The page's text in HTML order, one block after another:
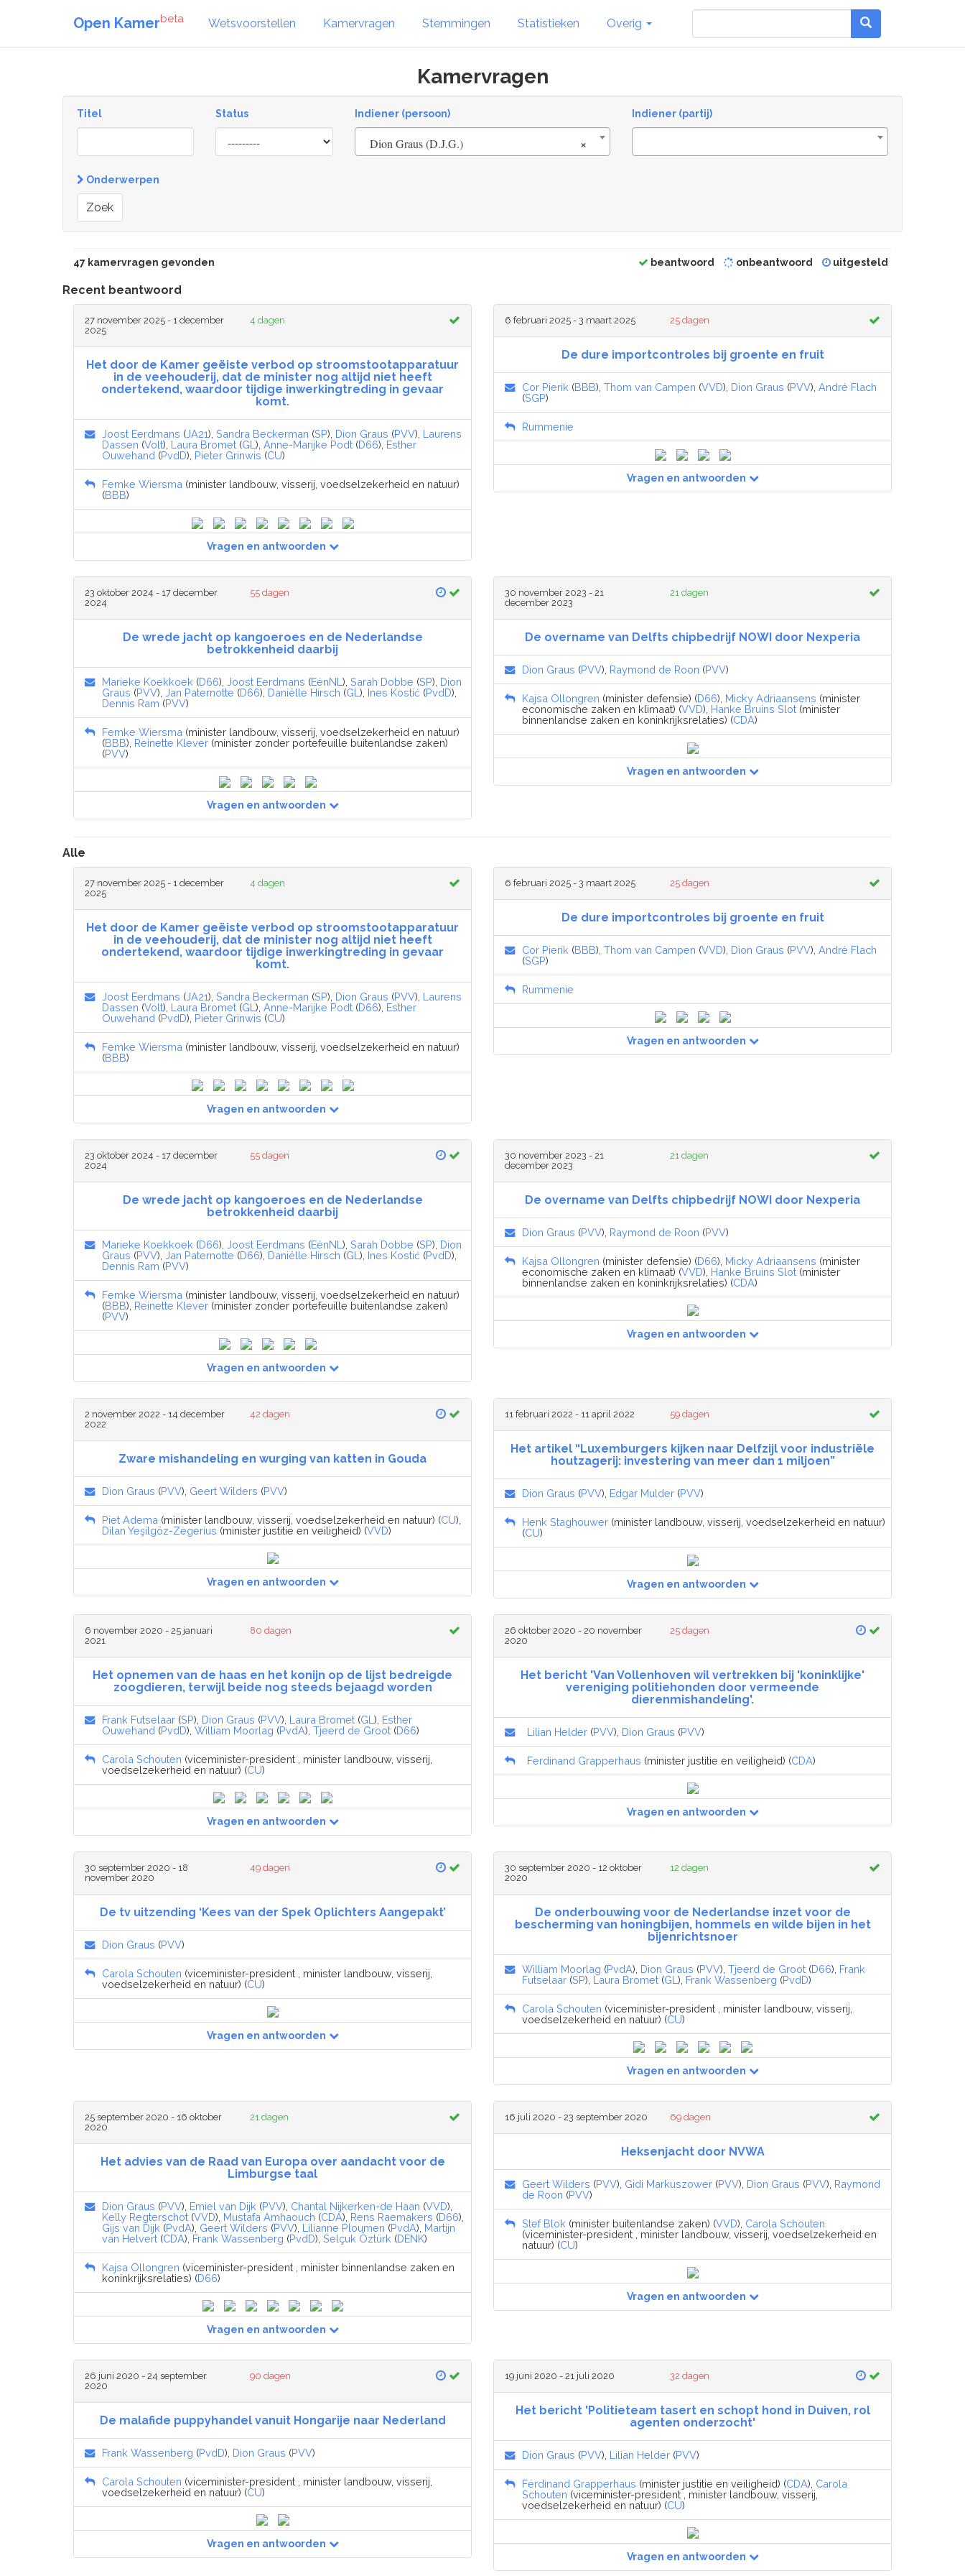
Open Kamerbeta Wetsvoorstellen Kamervragen Stemmingen Statistieken Overig
Kamervragen
Titel Status
[invalid
name]
Indiener (persoon)
×
Dion Graus (D.J.G.)
Indiener (partij)
Onderwerpen
Zoek
47 kamervragen gevonden beantwoord onbeantwoord uitgesteld
Recent beantwoord
27 november 2025 - 1 december
2025
4 dagen
Het door de Kamer geëiste verbod op stroomstootapparatuur
in de veehouderij, dat de minister nog altijd niet heeft
ondertekend, waardoor tijdige inwerkingtreding in gevaar
komt.
Joost Eerdmans (JA21), Sandra Beckerman (SP), Dion Graus (PVV), Laurens
Dassen (Volt), Laura Bromet (GL ), Anne-Marijke Podt (D66), Esther
Ouwehand (PvdD), Pieter Grinwis (CU)
Femke Wiersma (minister landbouw, visserij, voedselzekerheid en natuur)
(BBB)
Vragen en antwoorden
6 februari 2025 - 3 maart 2025 25 dagen
De dure importcontroles bij groente en fruit
Cor Pierik (BBB), Thom van Campen (VVD), Dion Graus (PVV), André Flach
(SGP)
Rummenie
Vragen en antwoorden
23 oktober 2024 - 17 december
2024
55 dagen
De wrede jacht op kangoeroes en de Nederlandse
betrokkenheid daarbij
Marieke Koekkoek (D66), Joost Eerdmans (EénNL ), Sarah Dobbe (SP), Dion
Graus (PVV), Jan Paternotte (D66), Daniëlle Hirsch (GL ), Ines Kostić (PvdD),
Dennis Ram (PVV)
Femke Wiersma (minister landbouw, visserij, voedselzekerheid en natuur)
(BBB), Reinette Klever (minister zonder portefeuille buitenlandse zaken)
(PVV)
Vragen en antwoorden
30 november 2023 - 21
december 2023
21 dagen
De overname van Delfts chipbedrijf NOWI door Nexperia
Dion Graus (PVV), Raymond de Roon (PVV)
Kajsa Ollongren (minister defensie) (D66), Micky Adriaansens (minister
economische zaken en klimaat) (VVD), Hanke Bruins Slot (minister
binnenlandse zaken en koninkrijksrelaties) (CDA)
Vragen en antwoorden
Alle
27 november 2025 - 1 december
2025
4 dagen
Het door de Kamer geëiste verbod op stroomstootapparatuur
in de veehouderij, dat de minister nog altijd niet heeft
ondertekend, waardoor tijdige inwerkingtreding in gevaar
komt.
Joost Eerdmans (JA21), Sandra Beckerman (SP), Dion Graus (PVV), Laurens
Dassen (Volt), Laura Bromet (GL ), Anne-Marijke Podt (D66), Esther
Ouwehand (PvdD), Pieter Grinwis (CU)
Femke Wiersma (minister landbouw, visserij, voedselzekerheid en natuur)
(BBB)
Vragen en antwoorden
6 februari 2025 - 3 maart 2025 25 dagen
De dure importcontroles bij groente en fruit
Cor Pierik (BBB), Thom van Campen (VVD), Dion Graus (PVV), André Flach
(SGP)
Rummenie
Vragen en antwoorden
23 oktober 2024 - 17 december
2024
55 dagen
De wrede jacht op kangoeroes en de Nederlandse
betrokkenheid daarbij
Marieke Koekkoek (D66), Joost Eerdmans (EénNL ), Sarah Dobbe (SP), Dion
Graus (PVV), Jan Paternotte (D66), Daniëlle Hirsch (GL ), Ines Kostić (PvdD),
Dennis Ram (PVV)
Femke Wiersma (minister landbouw, visserij, voedselzekerheid en natuur)
(BBB), Reinette Klever (minister zonder portefeuille buitenlandse zaken)
(PVV)
Vragen en antwoorden
30 november 2023 - 21
december 2023
21 dagen
De overname van Delfts chipbedrijf NOWI door Nexperia
Dion Graus (PVV), Raymond de Roon (PVV)
Kajsa Ollongren (minister defensie) (D66), Micky Adriaansens (minister
economische zaken en klimaat) (VVD), Hanke Bruins Slot (minister
binnenlandse zaken en koninkrijksrelaties) (CDA)
Vragen en antwoorden
2 november 2022 - 14 december
2022
42 dagen
Zware mishandeling en wurging van katten in Gouda
Dion Graus (PVV), Geert Wilders (PVV)
Piet Adema (minister landbouw, visserij, voedselzekerheid en natuur) (CU),
Dilan Yeşilgöz-Zegerius (minister justitie en veiligheid) (VVD)
Vragen en antwoorden
11 februari 2022 - 11 april 2022 59 dagen
Het artikel “Luxemburgers kijken naar Delfzijl voor industriële
houtzagerij: investering van meer dan 1 miljoen”
Dion Graus (PVV), Edgar Mulder (PVV)
Henk Staghouwer (minister landbouw, visserij, voedselzekerheid en natuur)
(CU)
Vragen en antwoorden
6 november 2020 - 25 januari
2021
80 dagen
Het opnemen van de haas en het konijn op de lijst bedreigde
zoogdieren, terwijl beide nog steeds bejaagd worden
Frank Futselaar (SP), Dion Graus (PVV), Laura Bromet (GL ), Esther
Ouwehand (PvdD), William Moorlag (PvdA), Tjeerd de Groot (D66)
Carola Schouten (viceminister-president , minister landbouw, visserij,
voedselzekerheid en natuur) (CU)
Vragen en antwoorden
26 oktober 2020 - 20 november
2020
25 dagen
Het bericht 'Van Vollenhoven wil vertrekken bij 'koninklijke'
vereniging politiehonden door vermeende
dierenmishandeling'.
Lilian Helder (PVV), Dion Graus (PVV)
Ferdinand Grapperhaus (minister justitie en veiligheid) (CDA)
Vragen en antwoorden
30 september 2020 - 18
november 2020
49 dagen
De tv uitzending ‘Kees van der Spek Oplichters Aangepakt’
Dion Graus (PVV)
Carola Schouten (viceminister-president , minister landbouw, visserij,
voedselzekerheid en natuur) (CU)
Vragen en antwoorden
30 september 2020 - 12 oktober
2020
12 dagen
De onderbouwing voor de Nederlandse inzet voor de
bescherming van honingbijen, hommels en wilde bijen in het
bijenrichtsnoer
William Moorlag (PvdA), Dion Graus (PVV), Tjeerd de Groot (D66), Frank
Futselaar (SP), Laura Bromet (GL ), Frank Wassenberg (PvdD)
Carola Schouten (viceminister-president , minister landbouw, visserij,
voedselzekerheid en natuur) (CU)
Vragen en antwoorden
25 september 2020 - 16 oktober
2020
21 dagen
Het advies van de Raad van Europa over aandacht voor de
Limburgse taal
Dion Graus (PVV), Emiel van Dijk (PVV), Chantal Nijkerken-de Haan (VVD),
Kelly Regterschot (VVD), Mustafa Amhaouch (CDA), Rens Raemakers (D66),
Gijs van Dijk (PvdA), Geert Wilders (PVV), Lilianne Ploumen (PvdA), Martijn
van Helvert (CDA), Frank Wassenberg (PvdD), Selçuk Öztürk (DENK)
Kajsa Ollongren (viceminister-president , minister binnenlandse zaken en
koninkrijksrelaties) (D66)
Vragen en antwoorden
16 juli 2020 - 23 september 2020 69 dagen
Heksenjacht door NVWA
Geert Wilders (PVV), Gidi Markuszower (PVV), Dion Graus (PVV), Raymond
de Roon (PVV)
Stef Blok (minister buitenlandse zaken) (VVD), Carola Schouten
(viceminister-president , minister landbouw, visserij, voedselzekerheid en
natuur) (CU)
Vragen en antwoorden
26 juni 2020 - 24 september
2020
90 dagen
De malafide puppyhandel vanuit Hongarije naar Nederland
Frank Wassenberg (PvdD), Dion Graus (PVV)
Carola Schouten (viceminister-president , minister landbouw, visserij,
voedselzekerheid en natuur) (CU)
Vragen en antwoorden
19 juni 2020 - 21 juli 2020 32 dagen
Het bericht 'Politieteam tasert en schopt hond in Duiven, rol
agenten onderzocht'
Dion Graus (PVV), Lilian Helder (PVV)
Ferdinand Grapperhaus (minister justitie en veiligheid) (CDA), Carola
Schouten (viceminister-president , minister landbouw, visserij,
voedselzekerheid en natuur) (CU)
Vragen en antwoorden